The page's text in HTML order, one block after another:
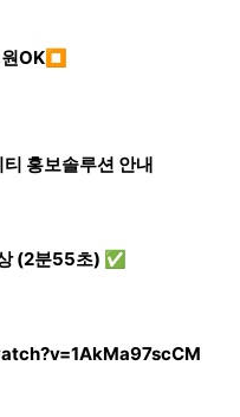
OK⏹
홍보솔루션 안내
(2분55초) ✅